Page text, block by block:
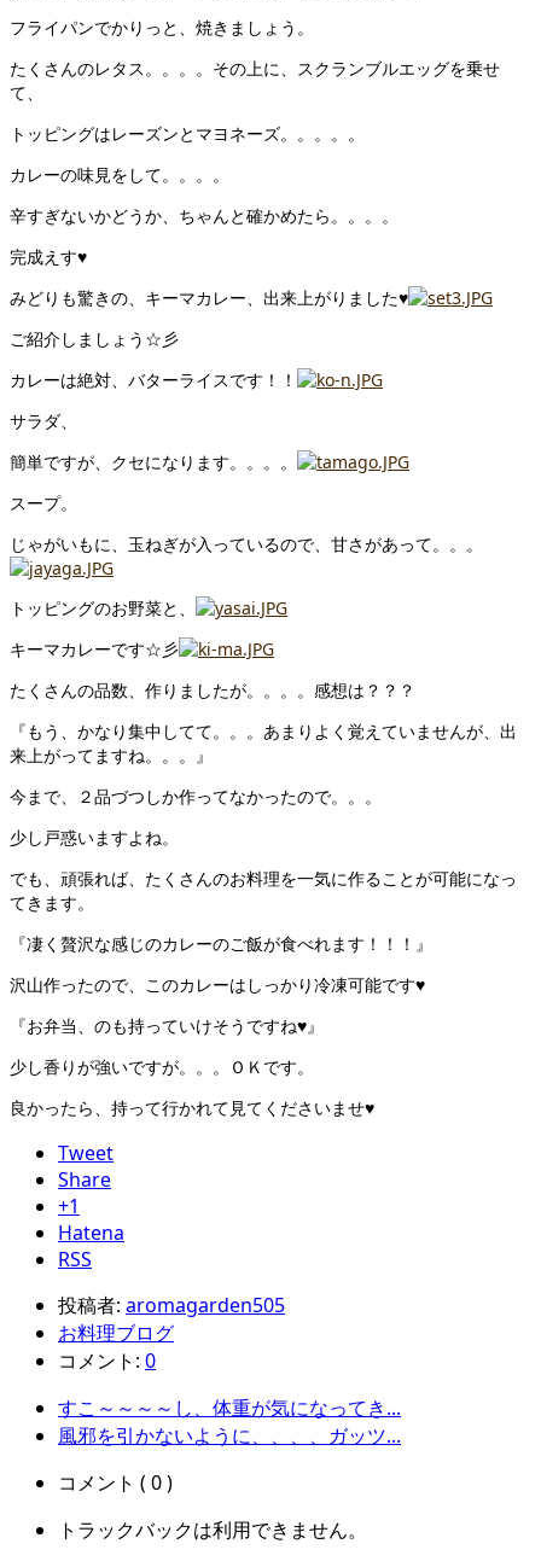
フライパンでかりっと、焼きましょう。
たくさんのレタス。。。。その上に、スクランブルエッグを乗せ
て、
トッピングはレーズンとマヨネーズ。。。。。
カレーの味見をして。。。。
辛すぎないかどうか、ちゃんと確かめたら。。。。
完成えす♥
みどりも驚きの、キーマカレー、出来上がりました♥
ご紹介しましょう☆彡
カレーは絶対、バターライスです！！
サラダ、
簡単ですが、クセになります。。。。
スープ。
じゃがいもに、玉ねぎが入っているので、甘さがあって。。。
トッピングのお野菜と、
キーマカレーです☆彡
たくさんの品数、作りましたが。。。。感想は？？？
『もう、かなり集中してて。。。あまりよく覚えていませんが、出
来上がってますね。。。』
今まで、２品づつしか作ってなかったので。。。
少し戸惑いますよね。
でも、頑張れば、たくさんのお料理を一気に作ることが可能になっ
てきます。
『凄く贅沢な感じのカレーのご飯が食べれます！！！』
沢山作ったので、このカレーはしっかり冷凍可能です♥
『お弁当、のも持っていけそうですね♥』
少し香りが強いですが。。。ＯＫです。
良かったら、持って行かれて見てくださいませ♥
Tweet
Share
+1
Hatena
RSS
投稿者: aromagarden505
お料理ブログ
コメント: 0
すこ～～～～し、体重が気になってき...
風邪を引かないように、、、、ガッツ...
コメント ( 0 )
トラックバックは利用できません。